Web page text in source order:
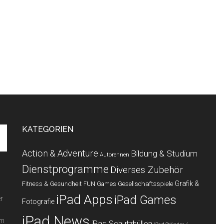
KATEGORIEN
Action & Adventure Autorennen Bildung & Studium
Dienstprogramme Diverses Zubehör
Fitness & Gesundheit FUN Games Gesellschaftsspiele Grafik &
Fotografie iPad Apps iPad Games